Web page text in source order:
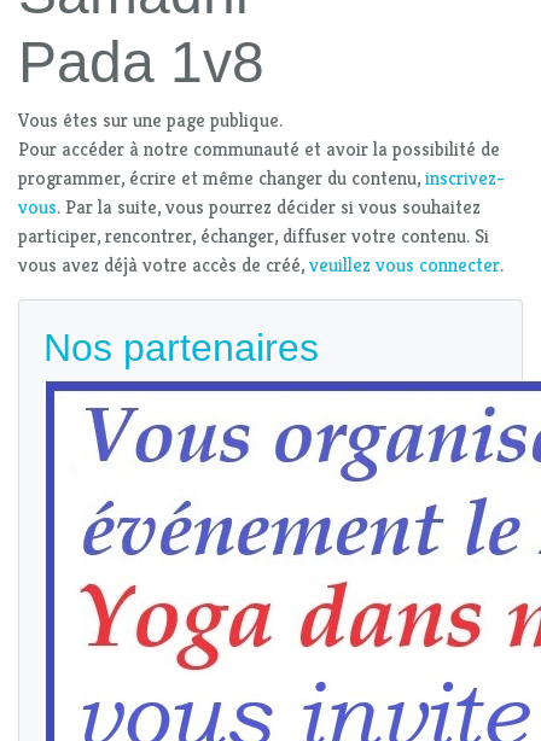
Pada 1v8
Vous êtes sur une page publique.
Pour accéder à notre communauté et avoir la possibilité de
programmer, écrire et même changer du contenu,inscrivez-
vous. Par la suite, vous pourrez décider si vous souhaitez
participer, rencontrer, échanger, diffuser votre contenu. Si
vous avez déjà votre accès de créé,veuillez vous connecter.
Nos partenaires